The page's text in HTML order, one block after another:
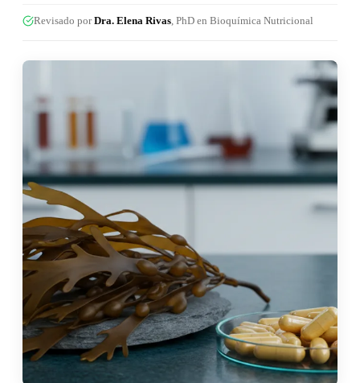
Revisado porDra. Elena Rivas , PhD en Bioquímica Nutricional